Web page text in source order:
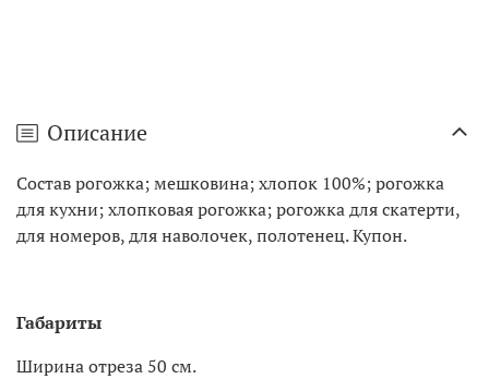
Описание
Состав рогожка; мешковина; хлопок 100%; рогожка
для кухни; хлопковая рогожка; рогожка для скатерти,
для номеров, для наволочек, полотенец. Купон.
Габариты
Ширина отреза 50 см.